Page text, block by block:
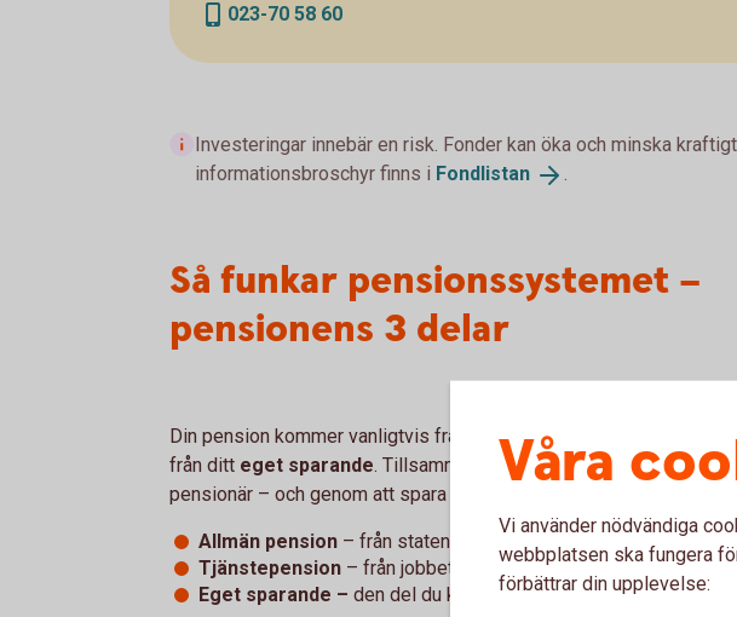
023-70 58 60
Investeringar innebär en risk. Fonder kan öka och minska
informationsbroschyr finns i Fondlistan
Så funkar pensionssystemet –
pensionens 3 delar
Din pension kommer vanligtvis från tre håll: från staten, från
från ditt eget sparande. Tillsammans påverkar de hur mycket du
pensionär – och genom att spara själv kan du påverka en hel del.
Allmän pension – från staten
Tjänstepension – från jobbet
Eget sparande – den del du kan påverka
Våra
Vi använder nödvändiga
webbplatsen ska fungera
förbättrar din upplevelse: